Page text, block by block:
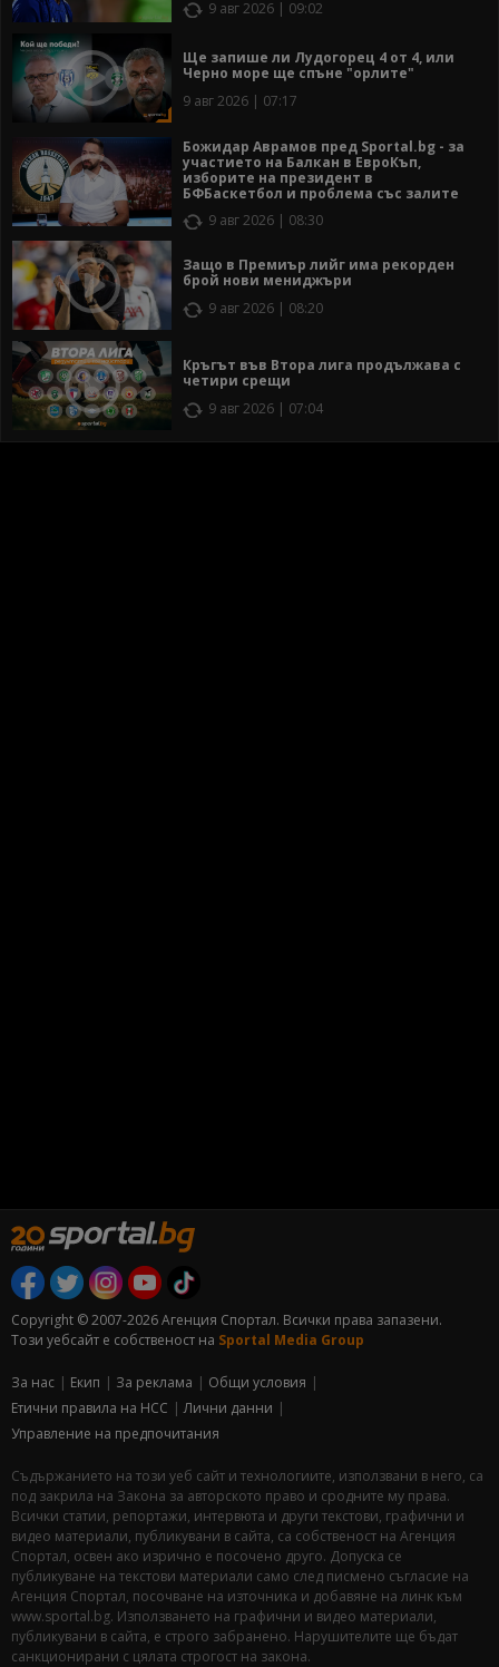
9 авг 2026 | 09:02
Ще запише ли Лудогорец 4 от 4, или
Черно море ще спъне "орлите"
9 авг 2026 | 07:17
Божидар Аврамов пред Sportal.bg - за
участието на Балкан в ЕвроКъп,
изборите на президент в
БФБаскетбол и проблема със залите
9 авг 2026 | 08:30
Защо в Премиър лийг има рекорден
брой нови мениджъри
9 авг 2026 | 08:20
Кръгът във Втора лига продължава с
четири срещи
9 авг 2026 | 07:04
Copyright © 2007-2026 Агенция Спортал. Всички права запазени.
Този уебсайт е собственост на Sportal Media Group
За нас Екип За рекламa
Общи условия
Етични правила на НСС
Лични данни
Управление на предпочитания
Съдържанието на този уеб сайт и технологиите, използвани в него, са
под закрила на Закона за авторското право и сродните му права.
Всички статии, репортажи, интервюта и други текстови, графични и
видео материали, публикувани в сайта, са собственост на Агенция
Спортал, освен ако изрично е посочено друго. Допуска се
публикуване на текстови материали само след писмено съгласие на
Агенция Спортал, посочване на източника и добавяне на линк към
www.sportal.bg. Използването на графични и видео материали,
публикувани в сайта, е строго забранено. Нарушителите ще бъдат
санкционирани с цялата строгост на закона.